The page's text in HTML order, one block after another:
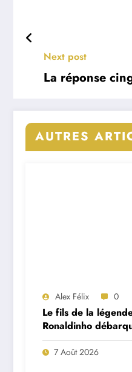
Next post
La réponse
AUTRES
Alex Félix 0
Le fils de la
Ronaldinho
7 Août 2026